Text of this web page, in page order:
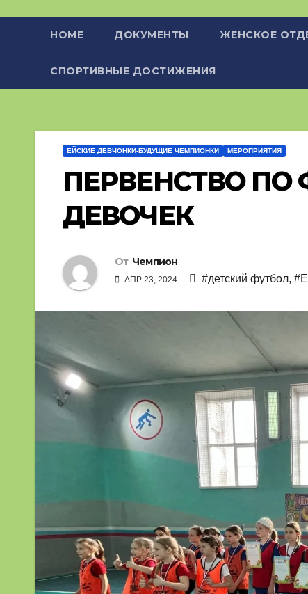
HOME ДОКУМЕНТЫ ЖЕНСКОЕ
СПОРТИВНЫЕ ДОСТИЖЕНИЯ
ЕЙСКИЕ ДЕВЧОНКИ-БУДУЩИЕ ЧЕМПИОНКИ МЕРОПРИЯТИЯ
ПЕРВЕНСТВО ПО
ДЕВОЧЕК
От Чемпион
АПР 23, 2024 #детский футбол,